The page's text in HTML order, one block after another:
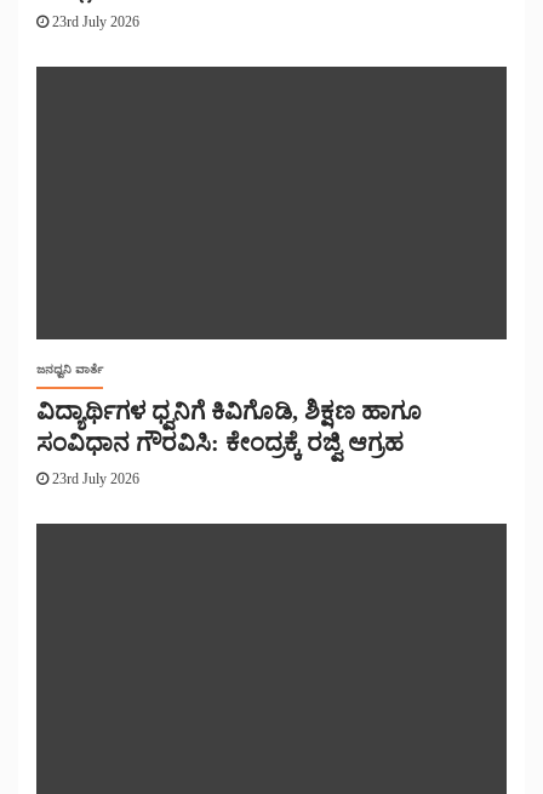
23rd July 2026
ಜನಧ್ವನಿ ವಾರ್ತೆ
ವಿದ್ಯಾರ್ಥಿಗಳ ಧ್ವನಿಗೆ ಕಿವಿಗೊಡಿ, ಶಿಕ್ಷಣ ಹಾಗೂ
ಸಂವಿಧಾನ ಗೌರವಿಸಿ: ಕೇಂದ್ರಕ್ಕೆ ರಜ್ವಿ ಆಗ್ರಹ
23rd July 2026